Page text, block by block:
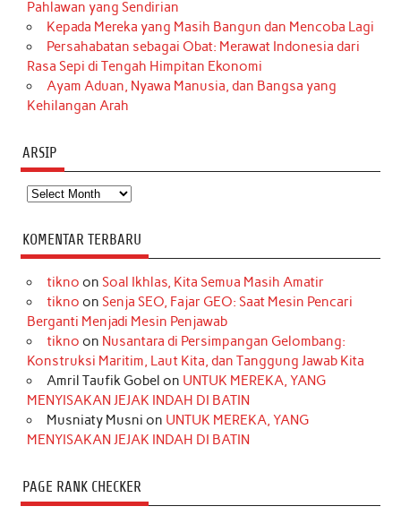
Pahlawan yang Sendirian
Kepada Mereka yang Masih Bangun dan Mencoba Lagi
Persahabatan sebagai Obat: Merawat Indonesia dari
Rasa Sepi di Tengah Himpitan Ekonomi
Ayam Aduan, Nyawa Manusia, dan Bangsa yang
Kehilangan Arah
ARSIP
Arsip
KOMENTAR TERBARU
tikno on Soal Ikhlas, Kita Semua Masih Amatir
tikno on Senja SEO, Fajar GEO: Saat Mesin Pencari
Berganti Menjadi Mesin Penjawab
tikno on Nusantara di Persimpangan Gelombang:
Konstruksi Maritim, Laut Kita, dan Tanggung Jawab Kita
Amril Taufik Gobel on UNTUK MEREKA, YANG
MENYISAKAN JEJAK INDAH DI BATIN
Musniaty Musni on UNTUK MEREKA, YANG
MENYISAKAN JEJAK INDAH DI BATIN
PAGE RANK CHECKER